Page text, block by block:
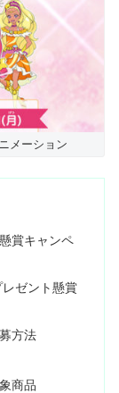
メーション
賞キャンペ
ゼント懸賞
方法
商品